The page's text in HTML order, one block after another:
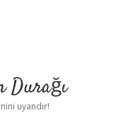
Durağı
uyandır!